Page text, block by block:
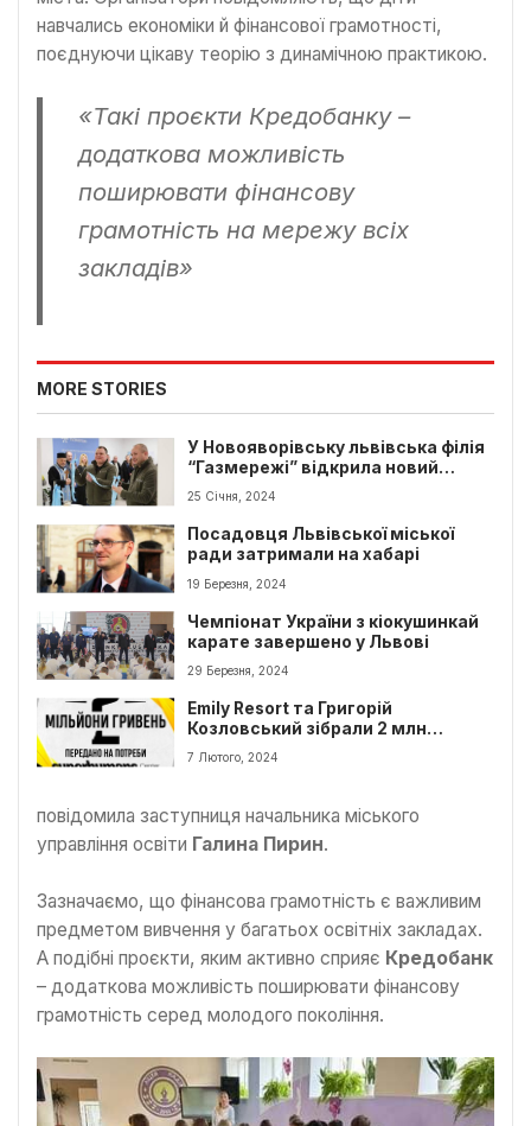
навчались економіки й фінансової грамотності,
поєднуючи цікаву теорію з динамічною практикою.
«Такі проєкти Кредобанку –
додаткова можливість
поширювати фінансову
грамотність на мережу всіх
закладів»
MORE STORIES
У Новояворівську львівська філія
“Газмережі” відкрила новий
центр обслуговування клієнтів
25 Січня, 2024
Посадовця Львівської міської
ради затримали на хабарі
19 Березня, 2024
Чемпіонат України з кіокушинкай
карате завершено у Львові
29 Березня, 2024
Emily Resort та Григорій
Козловський зібрали 2 млн
гривень на протезування нашим
захисникам
7 Лютого, 2024
повідомила заступниця начальника міського
управління освіти Галина Пирин.
Зазначаємо, що фінансова грамотність є важливим
предметом вивчення у багатьох освітніх закладах.
А подібні проєкти, яким активно сприяє Кредобанк
– додаткова можливість поширювати фінансову
грамотність серед молодого покоління.